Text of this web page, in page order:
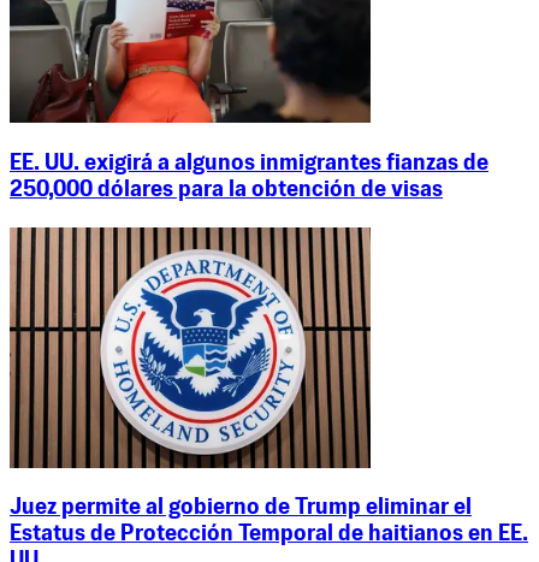
EE. UU. exigirá a algunos inmigrantes fianzas de
250,000 dólares para la obtención de visas
Juez permite al gobierno de Trump eliminar el
Estatus de Protección Temporal de haitianos en EE.